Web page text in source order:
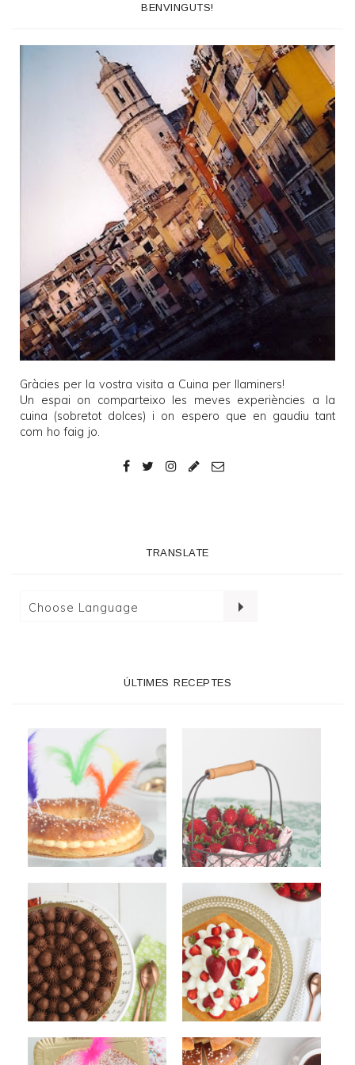
BENVINGUTS!
Gràcies per la vostra visita a Cuina per llaminers!
Un espai on comparteixo les meves experiències a la
cuina (sobretot dolces) i on espero que en gaudiu tant
com ho faig jo.
TRANSLATE
ÚLTIMES RECEPTES